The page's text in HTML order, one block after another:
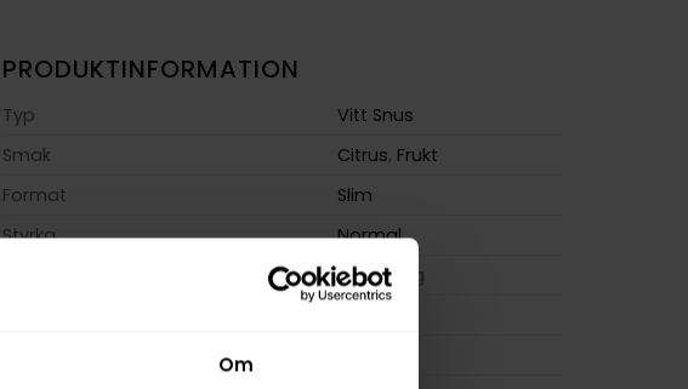
Om
PRODUKTINFORMATION
Typ
Vitt Snus
Smak
Citrus, Frukt
Format
Slim
Styrka
Normal
15,0 mg/g